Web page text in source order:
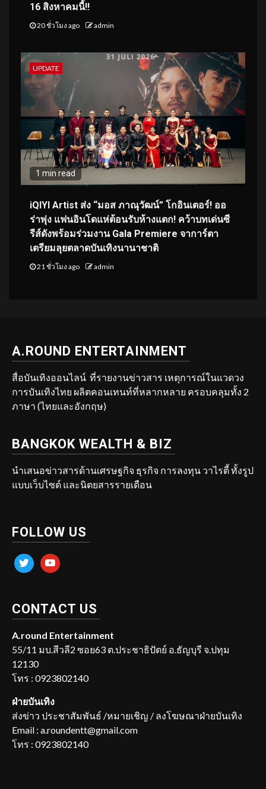
16 สิงหาคมนี้!!
20 ชั่วโมง ago admin
UPDATE
1 min read
iQIYI Artist ส่ง “มอส ภาณุวัฒน์” โกอินเตอร์! ออ
ร่าพุ่ง แฟนอินโดแห่ต้อนรับห้างแตก! คว้าบทเด่นซี
รีส์ดังพร้อมร่วมงาน Gala Premiere จาการ์ตา
เตรียมลุยตลาดบันเทิงนานาชาติ
21 ชั่วโมง ago admin
A.ROUND ENTERTAINMENT
สื่อบันเทิงออนไลน์ ที่รายงานข่าวสาร เหตุการณ์ในแวดวง
การบันเทิงไทย ผลิตคอนเทนท์ที่หลากหลาย ครอบคลุมทั้ง 2
ภาษา (ไทยและอังกฤษ)
BANGKOK WEALTH & BIZ
นำเสนอข่าวสารด้านเศรษฐกิจ ธุรกิจ การลงทุน วาไรตี้ ทั้งรูป
แบบเว็บไซต์ และนิตยสารรายเดือน
FOLLOW US
twitter youtube
CONTACT US
A.round Entertainment
55/11 มบ.สีวลี2 ซอย63 ต.ประชาธิปัตย์ อ.ธัญบุรี จ.ปทุม
12130
โทร : 0923802140
ฝ่ายบันเทิง
ส่งข่าว ประชาสัมพันธ์ /หมายเชิญ / ลงโฆษณาฝ่ายบันเทิง
Email : a.roundentt@gmail.com
โทร : 0923802140